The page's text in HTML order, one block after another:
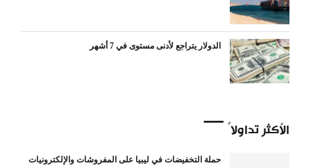
الدولار يتراجع لأدنى مستوى في 7 أشهر
الأكثر تداولاً
حملة التخفيضات في ليبيا على المفروشات والإلكترونيات